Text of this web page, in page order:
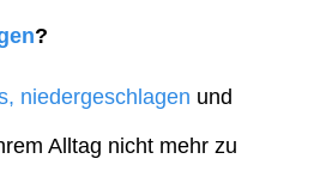
?
niedergeschlagen und
Alltag nicht mehr zu